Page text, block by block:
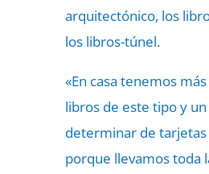
arquitectónico, los
los libros-túnel.
«En casa tenemos
libros de este tipo y
determinar de tarjetas
porque llevamos toda